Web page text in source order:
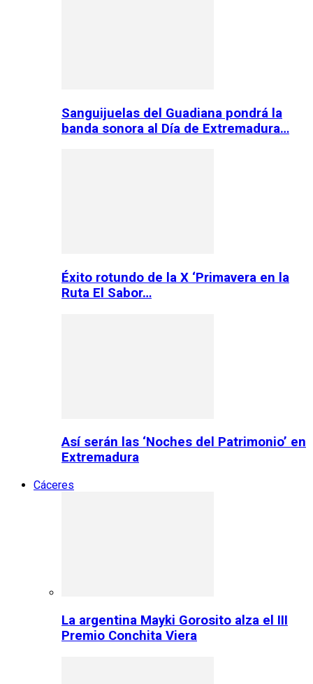
Sanguijuelas del Guadiana pondrá la
banda sonora al Día de Extremadura…
Éxito rotundo de la X ‘Primavera en la
Ruta El Sabor…
Así serán las ‘Noches del Patrimonio’ en
Extremadura
Cáceres
La argentina Mayki Gorosito alza el III
Premio Conchita Viera